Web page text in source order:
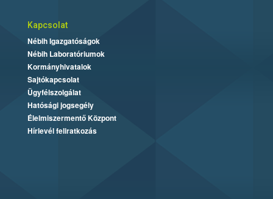
Kapcsolat
Nébih Igazgatóságok
Nébih Laboratóriumok
Kormányhivatalok
Sajtókapcsolat
Ügyfélszolgálat
Hatósági jogsegély
Élelmiszermentő Központ
Hírlevél feliratkozás